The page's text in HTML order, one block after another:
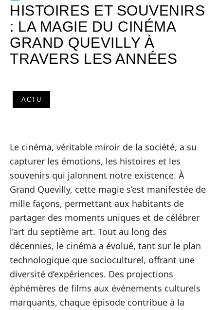
HISTOIRES ET SOUVENIRS
: LA MAGIE DU CINÉMA
GRAND QUEVILLY À
TRAVERS LES ANNÉES
ACTU
Le cinéma, véritable miroir de la société, a su
capturer les émotions, les histoires et les
souvenirs qui jalonnent notre existence. À
Grand Quevilly, cette magie s’est manifestée de
mille façons, permettant aux habitants de
partager des moments uniques et de célébrer
l’art du septième art. Tout au long des
décennies, le cinéma a évolué, tant sur le plan
technologique que socioculturel, offrant une
diversité d’expériences. Des projections
éphémères de films aux événements culturels
marquants, chaque épisode contribue à la